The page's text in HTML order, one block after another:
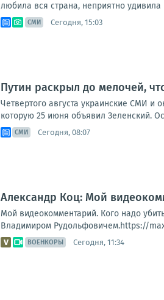
любила вся страна, неприятно удивила
СМИ Сегодня, 15:03
Путин раскрыл до мелочей,
Четвертого августа украинские СМИ
которую 25 июня объявил Зеленский.
СМИ Сегодня, 08:07
Александр Коц: Мой
Мой видеокомментарий. Кого надо
Владимиром Рудольфовичем.https://
ВОЕНКОРЫ Сегодня, 11:34